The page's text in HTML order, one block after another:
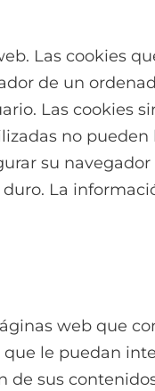
Las cookies
de un
Las cookies
no pueden
su navegador
La
web que
le puedan
sus